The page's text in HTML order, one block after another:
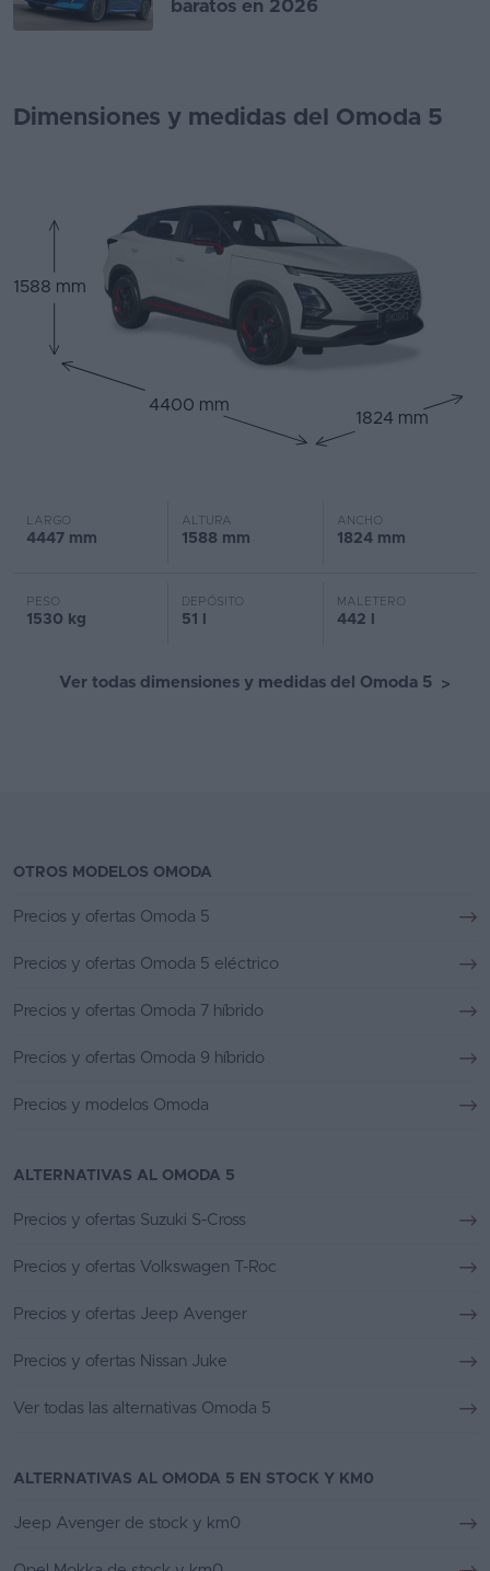
baratos en 2026
Dimensiones y medidas del Omoda 5
1588 mm
4400 mm
1824 mm
LARGO
4447 mm
ALTURA
1588 mm
ANCHO
1824 mm
PESO
1530 kg
DEPÓSITO
51 l
MALETERO
442 l
Ver todas dimensiones y medidas del Omoda 5 >
OTROS MODELOS OMODA
Precios y ofertas Omoda 5
Precios y ofertas Omoda 5 eléctrico
Precios y ofertas Omoda 7 híbrido
Precios y ofertas Omoda 9 híbrido
Precios y modelos Omoda
ALTERNATIVAS AL OMODA 5
Precios y ofertas Suzuki S-Cross
Precios y ofertas Volkswagen T-Roc
Precios y ofertas Jeep Avenger
Precios y ofertas Nissan Juke
Ver todas las alternativas Omoda 5
ALTERNATIVAS AL OMODA 5 EN STOCK Y KM0
Jeep Avenger de stock y km0